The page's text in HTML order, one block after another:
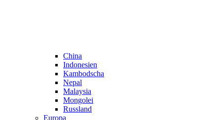
China
Indonesien
Kambodscha
Nepal
Malaysia
Mongolei
Russland
Europa